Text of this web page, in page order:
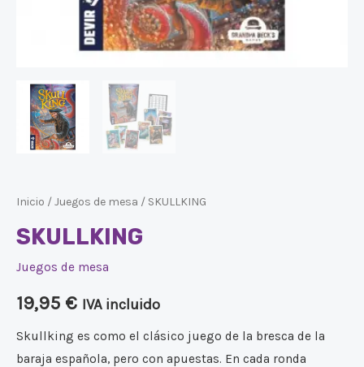
Inicio /Juegos de mesa / SKULLKING
SKULLKING
Juegos de mesa
19,95 € IVA incluido
Skullking es como el clásico juego de la bresca de la
baraja española, pero con apuestas. En cada ronda